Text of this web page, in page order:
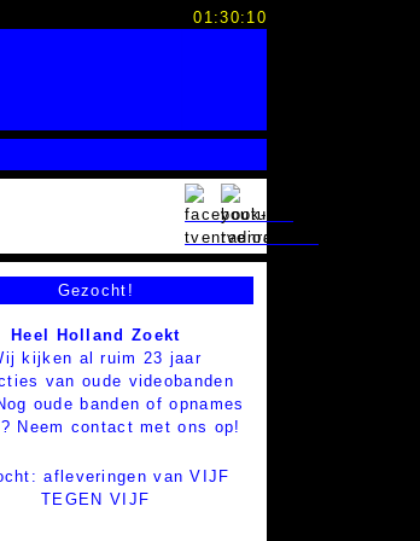
01:30:10
Gezocht!
Heel Holland Zoekt
kijken al ruim 23 jaar
van oude videobanden
oude banden of opnames
Neem contact met ons op!
afleveringen van VIJF
TEGEN VIJF